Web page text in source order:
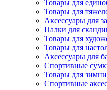
Товары для
Товары для
Аксессуары для
Палки для
Товары для
Товары для
Аксессуары для
Спортивные
Товары для
Спортивные